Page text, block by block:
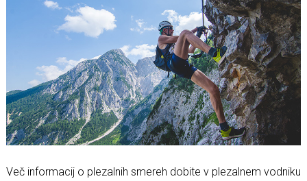
Več informacij o plezalnih smereh dobite v plezalnem vodniku